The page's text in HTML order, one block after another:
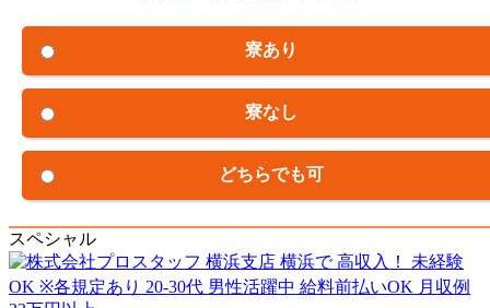
寮あり
寮なし
どちらでも可
スペシャル